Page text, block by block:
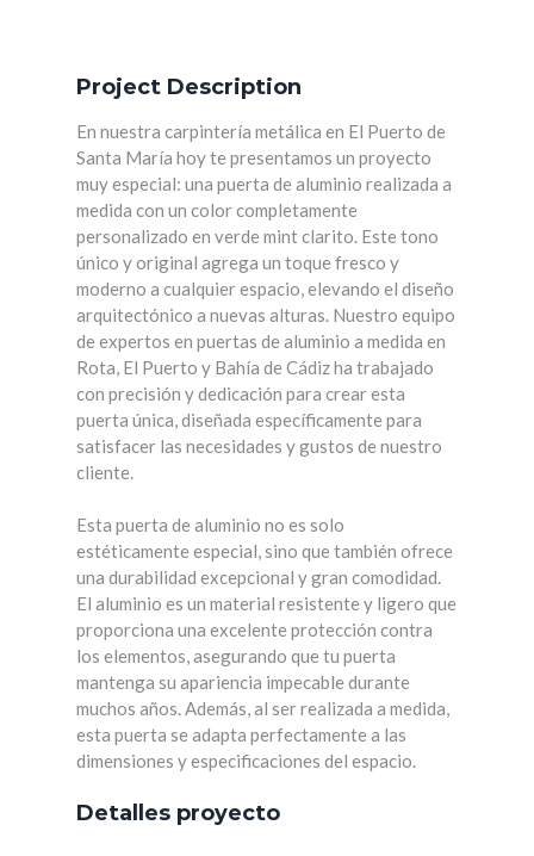
Project Description
En nuestra carpintería metálica en El Puerto de
Santa María hoy te presentamos un proyecto
muy especial: una puerta de aluminio realizada a
medida con un color completamente
personalizado en verde mint clarito. Este tono
único y original agrega un toque fresco y
moderno a cualquier espacio, elevando el diseño
arquitectónico a nuevas alturas. Nuestro equipo
de expertos en puertas de aluminio a medida en
Rota, El Puerto y Bahía de Cádiz ha trabajado
con precisión y dedicación para crear esta
puerta única, diseñada específicamente para
satisfacer las necesidades y gustos de nuestro
cliente.
Esta puerta de aluminio no es solo
estéticamente especial, sino que también ofrece
una durabilidad excepcional y gran comodidad.
El aluminio es un material resistente y ligero que
proporciona una excelente protección contra
los elementos, asegurando que tu puerta
mantenga su apariencia impecable durante
muchos años. Además, al ser realizada a medida,
esta puerta se adapta perfectamente a las
dimensiones y especificaciones del espacio.
Detalles proyecto